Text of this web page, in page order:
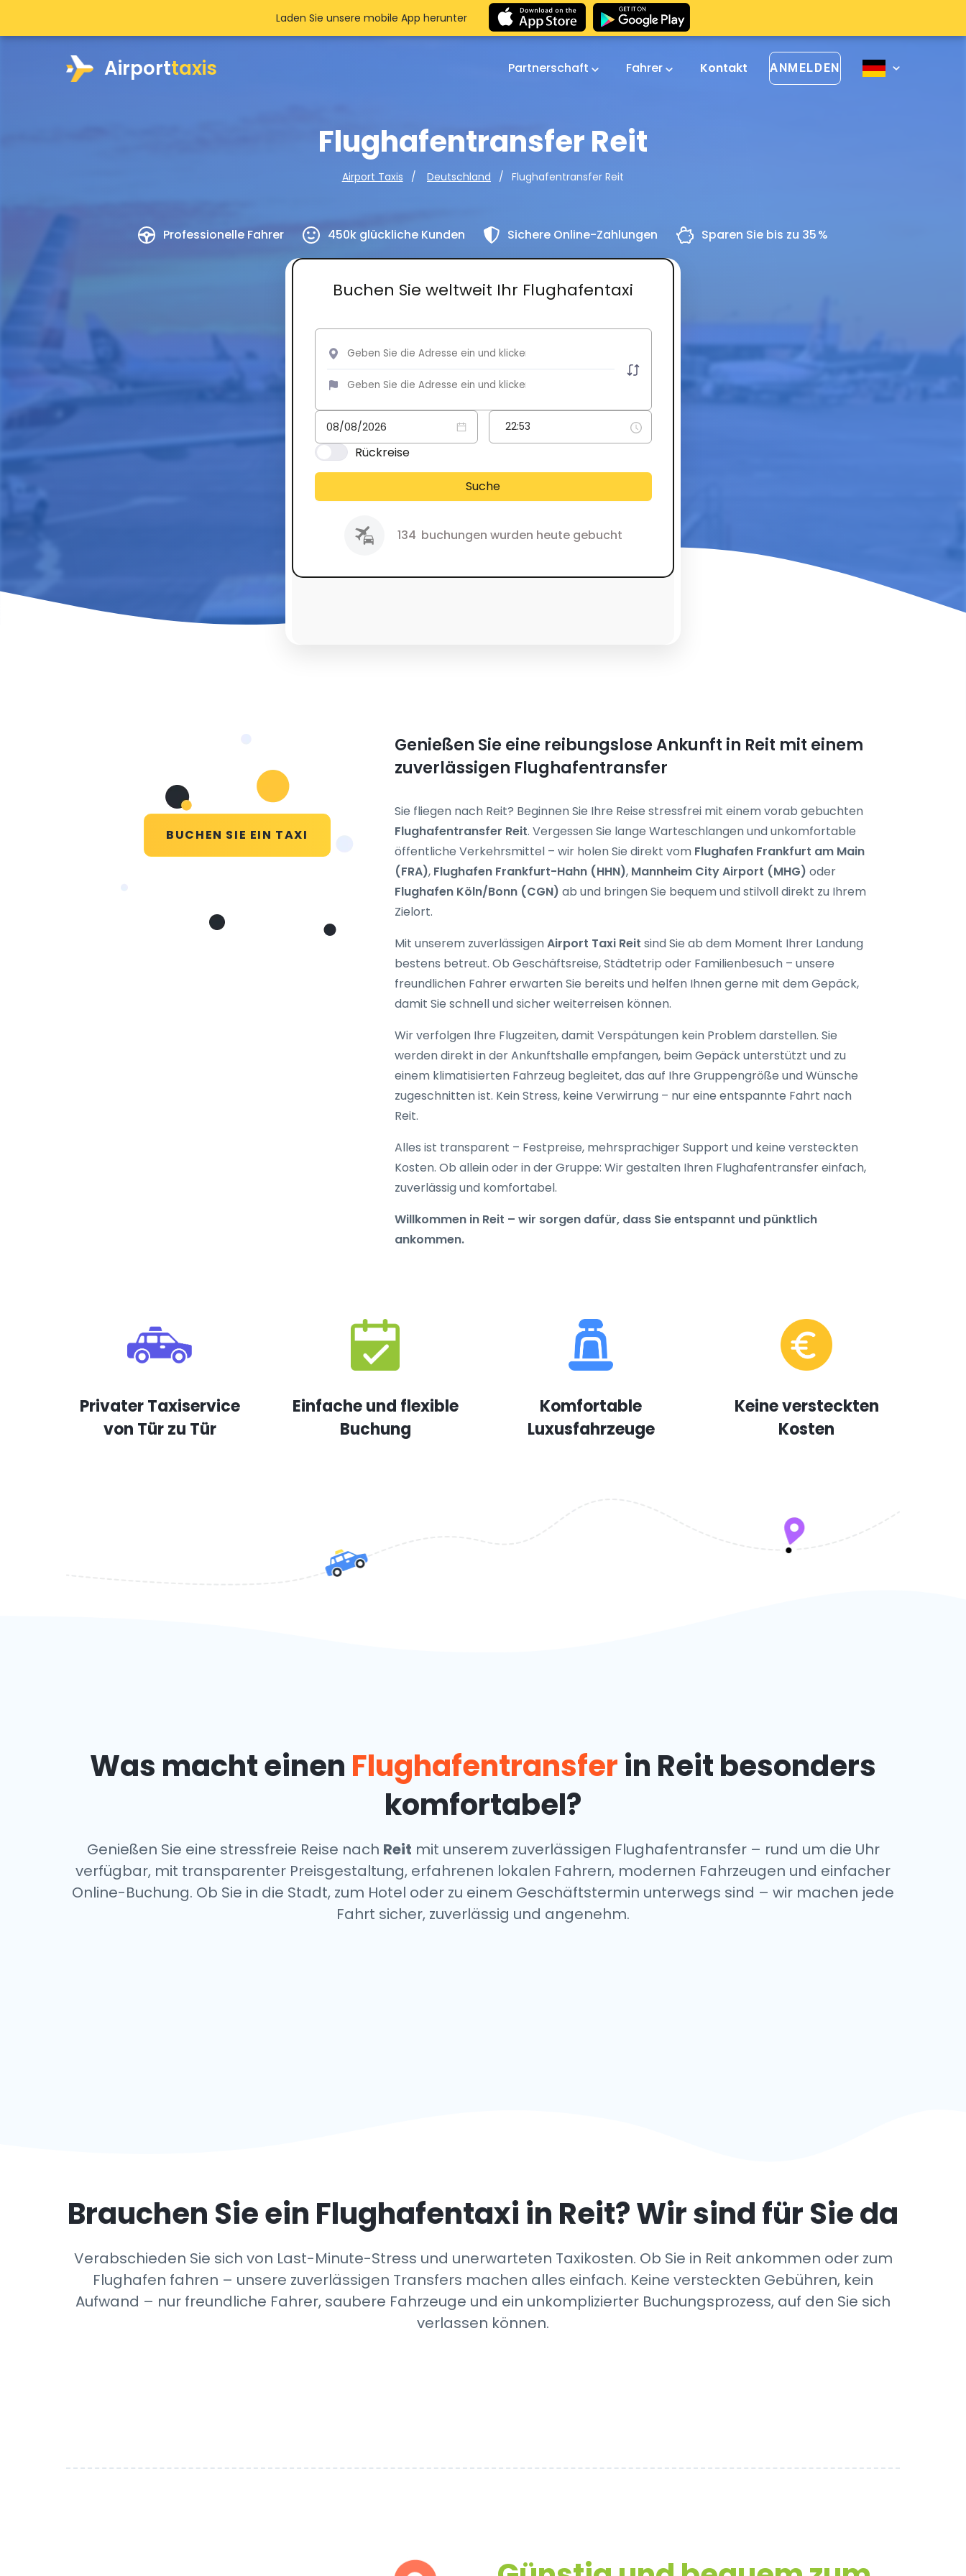
Airporttaxis Partnerschaft Fahrer Kontakt ANMELDEN
Flughafentransfer Reit
Airport Taxis Deutschland Flughafentransfer Reit
Professionelle Fahrer 450k glückliche Kunden Sichere Online-Zahlungen Sparen Sie bis zu 35 %
Buchen Sie weltweit Ihr Flughafentaxi
Rückreise
Suche
134 buchungen wurden heute gebucht
Laden Sie unsere mobile App herunter
BUCHEN SIE EIN TAXI
Genießen Sie eine reibungslose Ankunft in Reit mit einem
zuverlässigen Flughafentransfer
Sie fliegen nach Reit? Beginnen Sie Ihre Reise stressfrei mit einem vorab gebuchten
Flughafentransfer Reit. Vergessen Sie lange Warteschlangen und unkomfortable
öffentliche Verkehrsmittel – wir holen Sie direkt vom Flughafen Frankfurt am Main
(FRA), Flughafen Frankfurt-Hahn (HHN), Mannheim City Airport (MHG) oder
Flughafen Köln/Bonn (CGN) ab und bringen Sie bequem und stilvoll direkt zu Ihrem
Zielort.
Mit unserem zuverlässigenAirport Taxi Reit sind Sie ab dem Moment Ihrer Landung
bestens betreut. Ob Geschäftsreise, Städtetrip oder Familienbesuch – unsere
freundlichen Fahrer erwarten Sie bereits und helfen Ihnen gerne mit dem Gepäck,
damit Sie schnell und sicher weiterreisen können.
Wir verfolgen Ihre Flugzeiten, damit Verspätungen kein Problem darstellen. Sie
werden direkt in der Ankunftshalle empfangen, beim Gepäck unterstützt und zu
einem klimatisierten Fahrzeug begleitet, das auf Ihre Gruppengröße und Wünsche
zugeschnitten ist. Kein Stress, keine Verwirrung – nur eine entspannte Fahrt nach
Reit.
Alles ist transparent – Festpreise, mehrsprachiger Support und keine versteckten
Kosten. Ob allein oder in der Gruppe: Wir gestalten Ihren Flughafentransfer einfach,
zuverlässig und komfortabel.
Willkommen in Reit – wir sorgen dafür, dass Sie entspannt und pünktlich
ankommen.
Privater Taxiservice
von Tür zu Tür
Einfache und flexible
Buchung
Komfortable
Luxusfahrzeuge
Keine versteckten
Kosten
Was macht einen Flughafentransferin Reit besonders
komfortabel?
Genießen Sie eine stressfreie Reise nach Reit mit unserem zuverlässigen Flughafentransfer – rund um die Uhr
verfügbar, mit transparenter Preisgestaltung, erfahrenen lokalen Fahrern, modernen Fahrzeugen und einfacher
Online-Buchung. Ob Sie in die Stadt, zum Hotel oder zu einem Geschäftstermin unterwegs sind – wir machen jede
Fahrt sicher, zuverlässig und angenehm.
Brauchen Sie ein Flughafentaxi in Reit? Wir sind für Sie da
Verabschieden Sie sich von Last-Minute-Stress und unerwarteten Taxikosten. Ob Sie in Reit ankommen oder zum
Flughafen fahren – unsere zuverlässigen Transfers machen alles einfach. Keine versteckten Gebühren, kein
Aufwand – nur freundliche Fahrer, saubere Fahrzeuge und ein unkomplizierter Buchungsprozess, auf den Sie sich
verlassen können.